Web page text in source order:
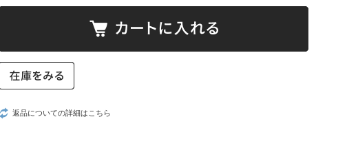
返品についての詳細はこちら